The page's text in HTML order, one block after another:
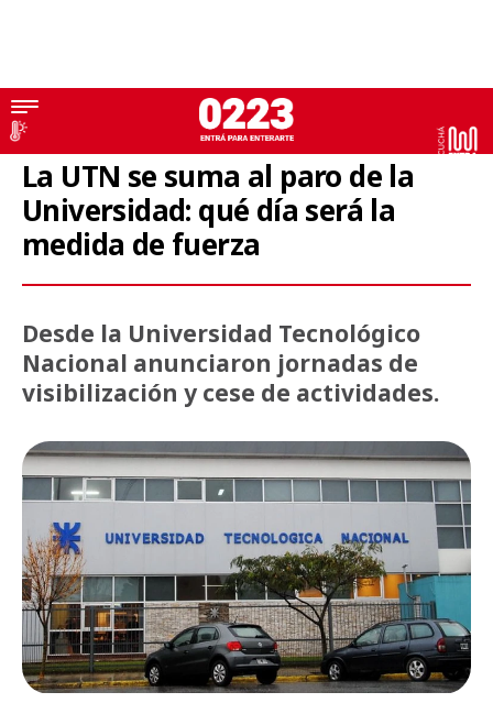
Educación
La UTN se suma al paro de la
Universidad: qué día será la
medida de fuerza
Desde la Universidad Tecnológico
Nacional anunciaron jornadas de
visibilización y cese de actividades.